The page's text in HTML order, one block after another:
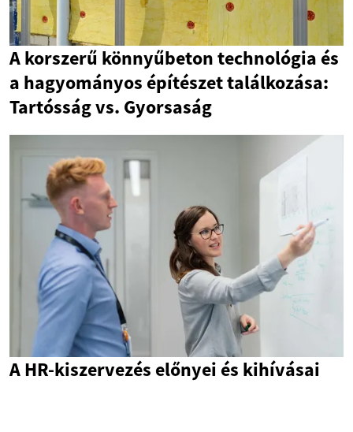
A korszerű könnyűbeton technológia és
a hagyományos építészet találkozása:
Tartósság vs. Gyorsaság
A HR-kiszervezés előnyei és kihívásai